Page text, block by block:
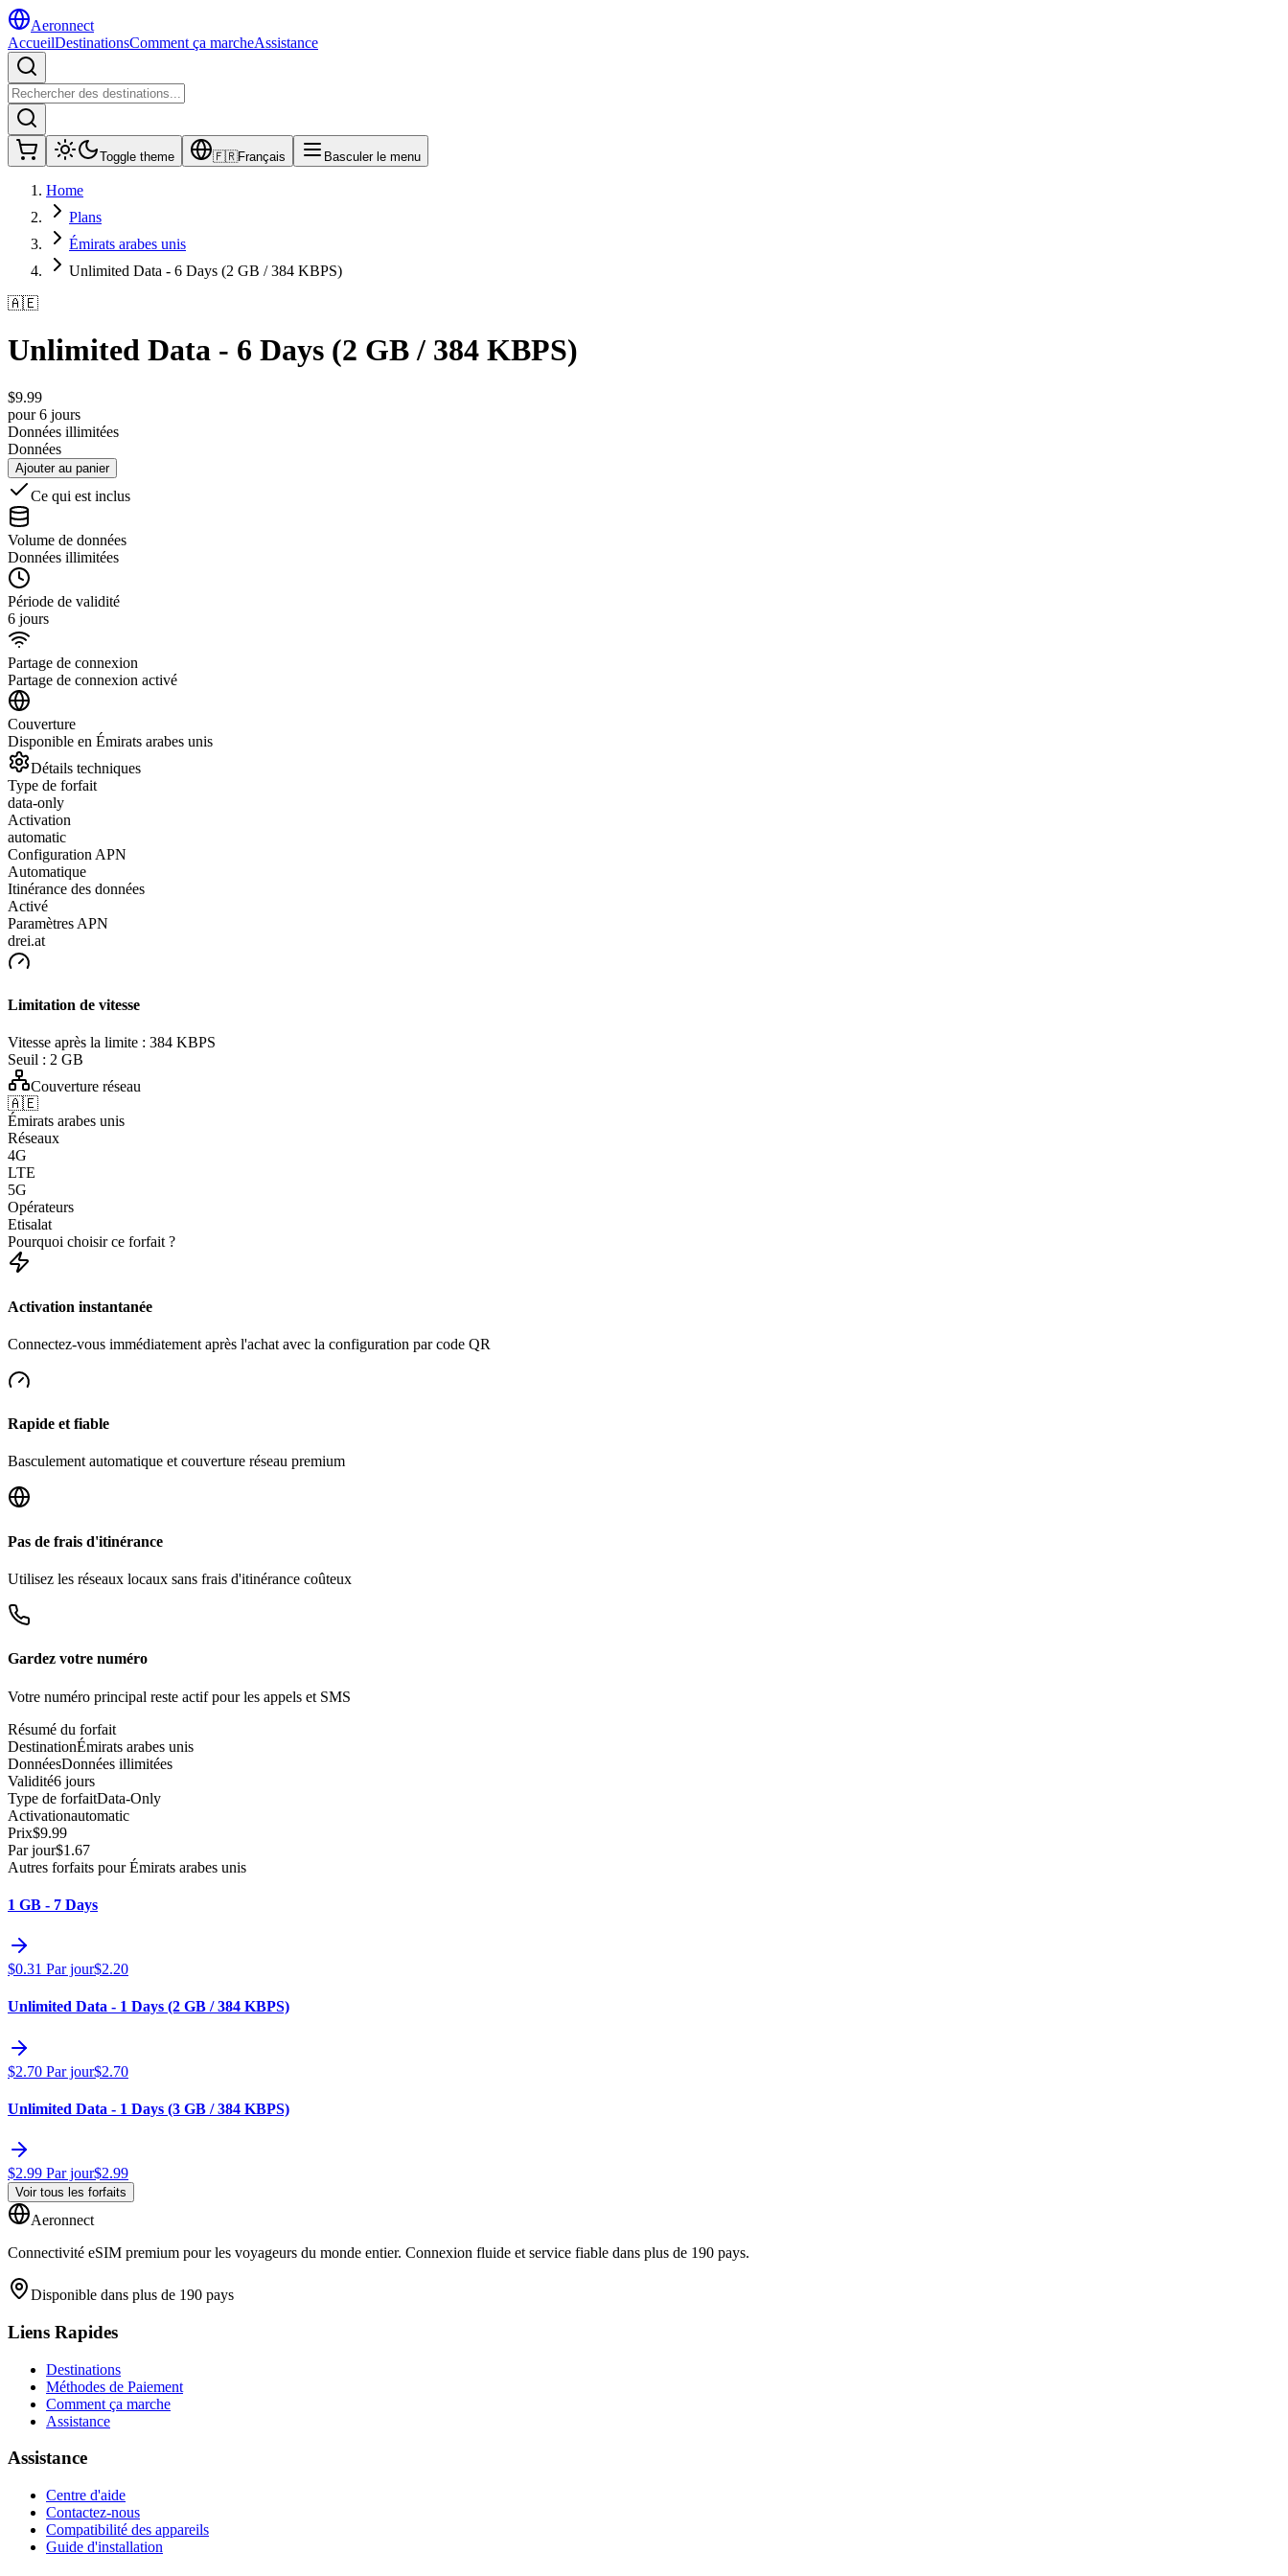
Aeronnect
AccueilDestinationsComment ça marcheAssistance
Toggle theme 🇫🇷Français Basculer le menu
Home
Plans
Émirats arabes unis
Unlimited Data - 6 Days (2 GB / 384 KBPS)
🇦🇪
Unlimited Data - 6 Days (2 GB / 384 KBPS)
$9.99
pour 6 jours
Données illimitées
Données
Ajouter au panier
Ce qui est inclus
Volume de données
Données illimitées
Période de validité
6 jours
Partage de connexion
Partage de connexion activé
Couverture
Disponible en Émirats arabes unis
Détails techniques
Type de forfait
data-only
Activation
automatic
Configuration APN
Automatique
Itinérance des données
Activé
Paramètres APN
drei.at
Limitation de vitesse
Vitesse après la limite : 384 KBPS
Seuil : 2 GB
Couverture réseau
🇦🇪
Émirats arabes unis
Réseaux
4G
LTE
5G
Opérateurs
Etisalat
Pourquoi choisir ce forfait ?
Activation instantanée
Connectez-vous immédiatement après l'achat avec la configuration par code QR
Rapide et fiable
Basculement automatique et couverture réseau premium
Pas de frais d'itinérance
Utilisez les réseaux locaux sans frais d'itinérance coûteux
Gardez votre numéro
Votre numéro principal reste actif pour les appels et SMS
Résumé du forfait
DestinationÉmirats arabes unis
DonnéesDonnées illimitées
Validité6 jours
Type de forfaitData-Only
Activationautomatic
Prix$9.99
Par jour$1.67
Autres forfaits pour Émirats arabes unis
1 GB - 7 Days
$0.31 Par jour$2.20
Unlimited Data - 1 Days (2 GB / 384 KBPS)
$2.70 Par jour$2.70
Unlimited Data - 1 Days (3 GB / 384 KBPS)
$2.99 Par jour$2.99
Voir tous les forfaits
Aeronnect
Connectivité eSIM premium pour les voyageurs du monde entier. Connexion fluide et service fiable dans plus de 190 pays.
Disponible dans plus de 190 pays
Liens Rapides
Destinations
Méthodes de Paiement
Comment ça marche
Assistance
Assistance
Centre d'aide
Contactez-nous
Compatibilité des appareils
Guide d'installation